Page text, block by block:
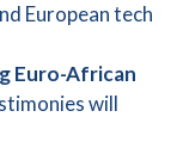
European tech
Euro-African
will